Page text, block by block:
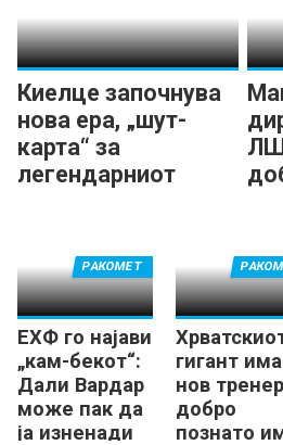
Киелце започнува
нова ера, „шут-
карта“ за
легендарниот
ЛШ
ЕХФ го најави
„кам-бекот“:
Дали Вардар
може пак да
ја изненади
РАКОМЕТ
гигант има
нов
добро
познато